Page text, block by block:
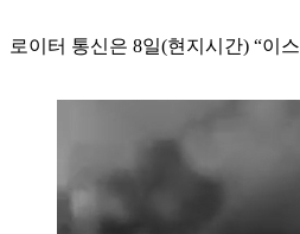
로이터 통신은 8일(현지시간) “이